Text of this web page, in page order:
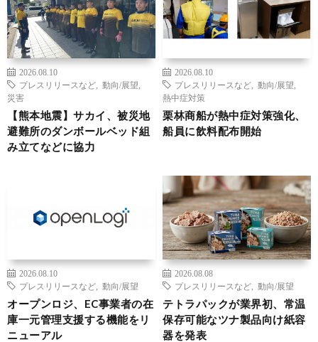
2026.08.10
プレスリリースなど
動向/展望
災害
【熊本地震】サカイ、被災地
避難所のダンボールベッド組
み立てなどに協力
2026.08.10
プレスリリースなど
動向/展望
熱中症対策
栗林商船が熱中症対策強化、
船員に飲料配布開始
2026.08.10
プレスリリースなど
動向/展望
オープンロジ、EC事業者の在
庫一元管理支援する機能をリ
ニューアル
2026.08.08
プレスリリースなど
動向/展望
テトラパックが業界初、常温
保存可能なツナ製品向け紙容
器を発表